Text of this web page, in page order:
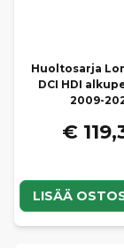
Huoltosarja
DCI HDI
2009-
€
LISÄÄ